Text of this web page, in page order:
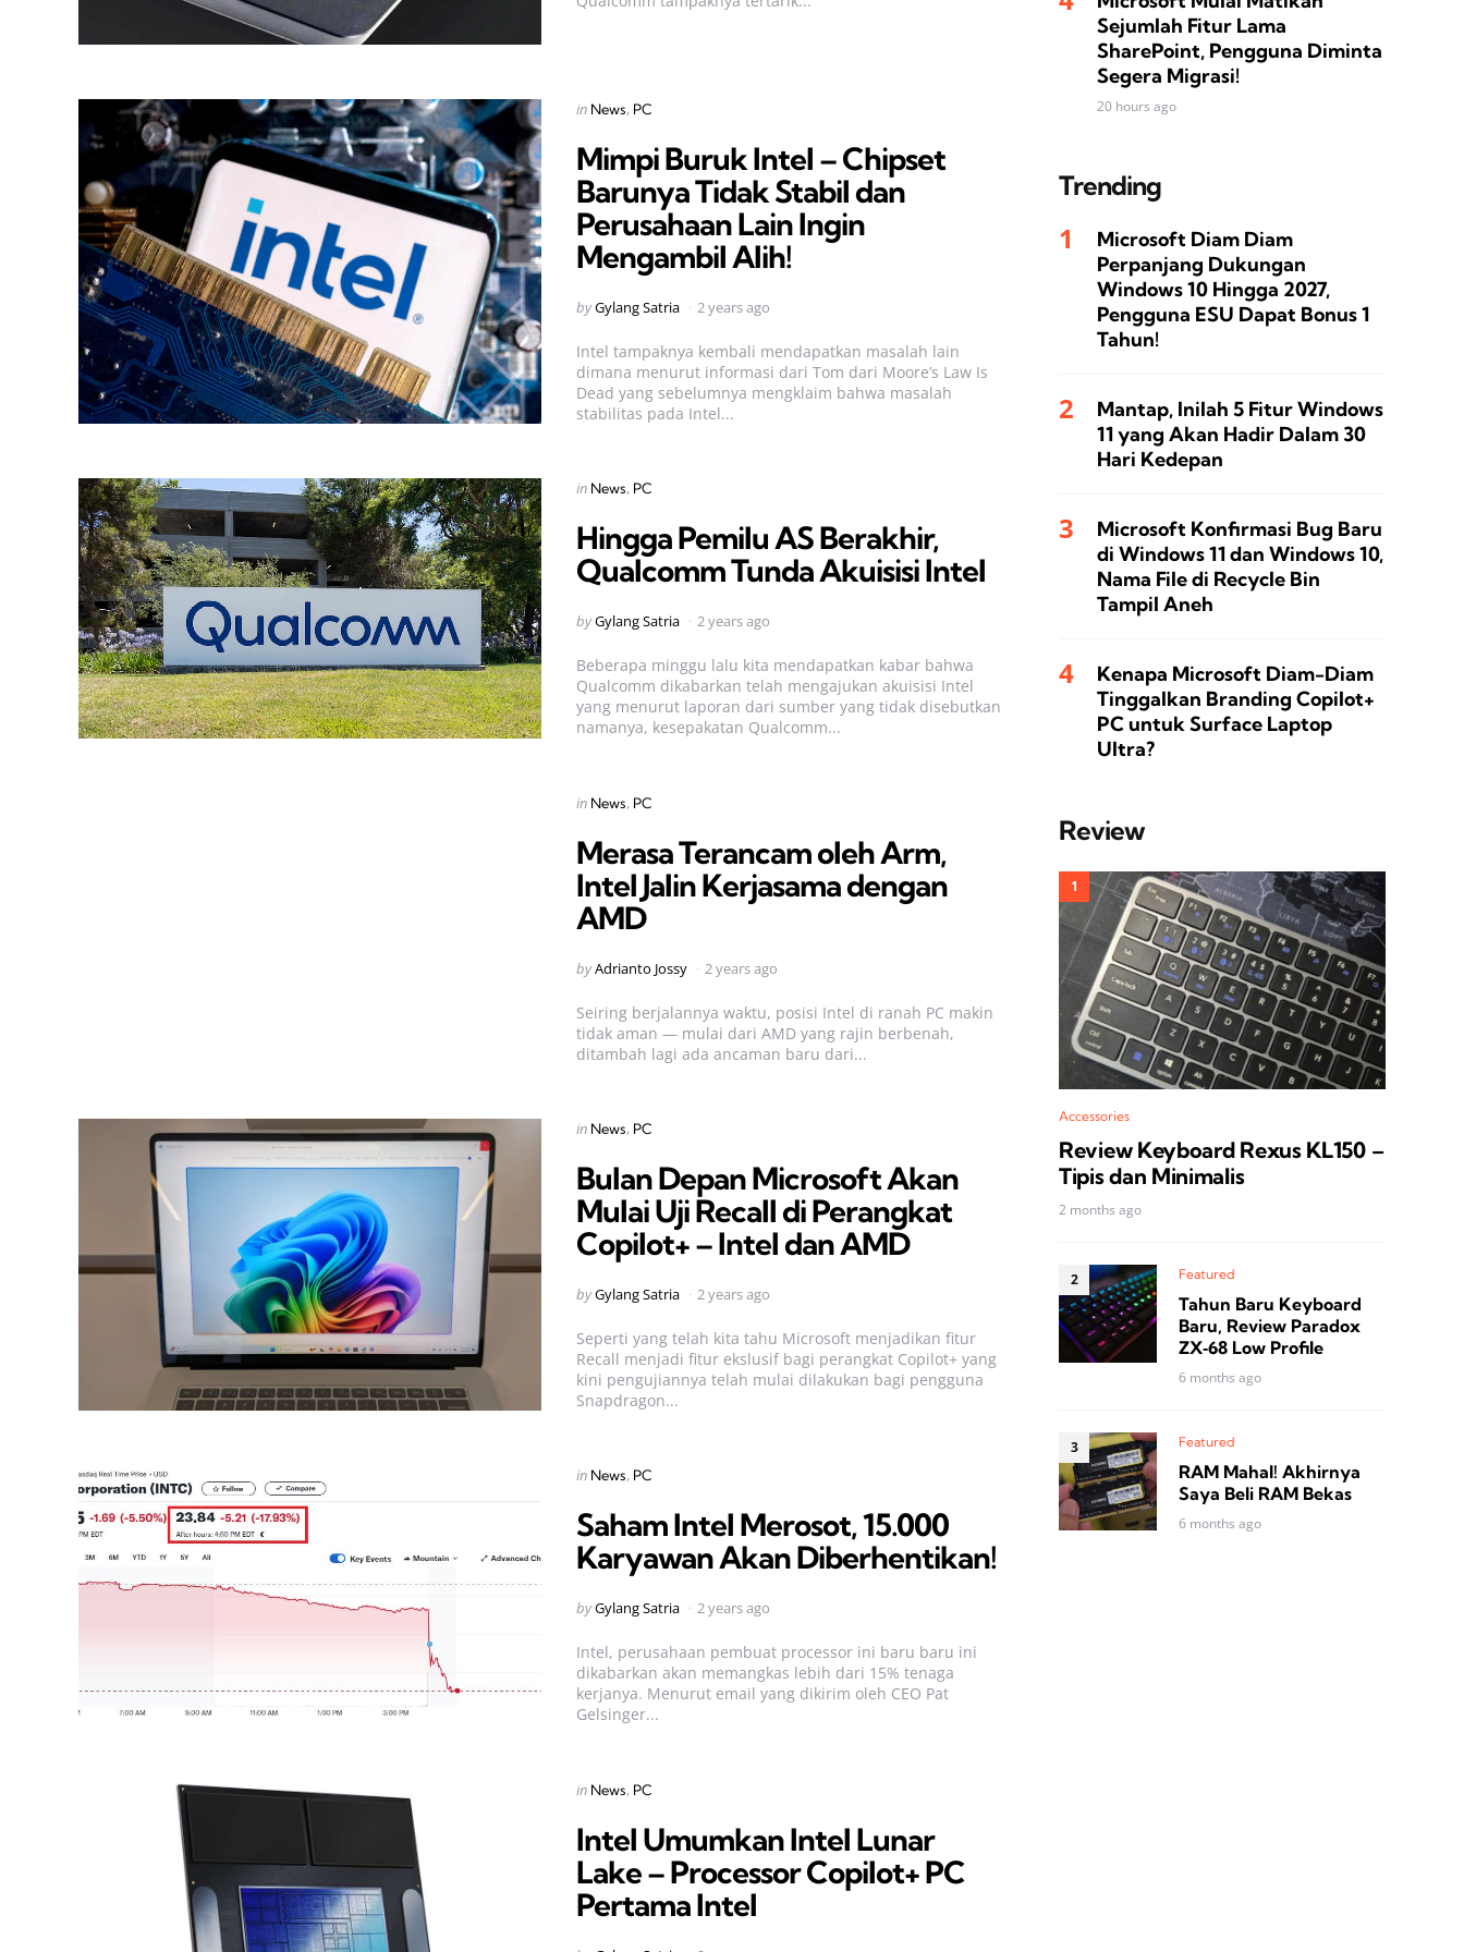
Categories
Posted
in News PC
Mimpi Buruk Intel – Chipset
Barunya Tidak Stabil dan
Perusahaan Lain Ingin
Mengambil Alih!
Posted
byGylang Satria 2 years ago
Intel tampaknya kembali mendapatkan masalah lain
dimana menurut informasi dari Tom dari Moore’s Law Is
Dead yang sebelumnya mengklaim bahwa masalah
stabilitas pada Intel...
Categories
Posted
in News PC
Hingga Pemilu AS Berakhir,
Qualcomm Tunda Akuisisi Intel
Posted
byGylang Satria 2 years ago
Beberapa minggu lalu kita mendapatkan kabar bahwa
Qualcomm dikabarkan telah mengajukan akuisisi Intel
yang menurut laporan dari sumber yang tidak disebutkan
namanya, kesepakatan Qualcomm...
Categories
Posted
in News PC
Merasa Terancam oleh Arm,
Intel Jalin Kerjasama dengan
AMD
Posted
byAdrianto Jossy 2 years ago
Seiring berjalannya waktu, posisi Intel di ranah PC makin
tidak aman — mulai dari AMD yang rajin berbenah,
ditambah lagi ada ancaman baru dari...
Categories
Posted
in News PC
Bulan Depan Microsoft Akan
Mulai Uji Recall di Perangkat
Copilot+ – Intel dan AMD
Posted
byGylang Satria 2 years ago
Seperti yang telah kita tahu Microsoft menjadikan fitur
Recall menjadi fitur ekslusif bagi perangkat Copilot+ yang
kini pengujiannya telah mulai dilakukan bagi pengguna
Snapdragon...
Categories
Posted
in News PC
Saham Intel Merosot, 15.000
Karyawan Akan Diberhentikan!
Posted
byGylang Satria 2 years ago
Intel, perusahaan pembuat processor ini baru baru ini
dikabarkan akan memangkas lebih dari 15% tenaga
kerjanya. Menurut email yang dikirim oleh CEO Pat
Gelsinger...
Categories
Posted
in News PC
Intel Umumkan Intel Lunar
Lake – Processor Copilot+ PC
Pertama Intel
Sejumlah Fitur Lama
SharePoint, Pengguna Diminta
Segera Migrasi!
20 hours ago
Trending
Microsoft Diam Diam
Perpanjang Dukungan
Windows 10 Hingga 2027,
Pengguna ESU Dapat Bonus 1
Tahun!
Mantap, Inilah 5 Fitur Windows
11 yang Akan Hadir Dalam 30
Hari Kedepan
Microsoft Konfirmasi Bug Baru
di Windows 11 dan Windows 10,
Nama File di Recycle Bin
Tampil Aneh
Kenapa Microsoft Diam-Diam
Tinggalkan Branding Copilot+
PC untuk Surface Laptop
Ultra?
Review
Accessories
Review Keyboard Rexus KL150 –
Tipis dan Minimalis
2 months ago
Featured
Tahun Baru Keyboard
Baru, Review Paradox
ZX‑68 Low Profile
6 months ago
Featured
RAM Mahal! Akhirnya
Saya Beli RAM Bekas
6 months ago